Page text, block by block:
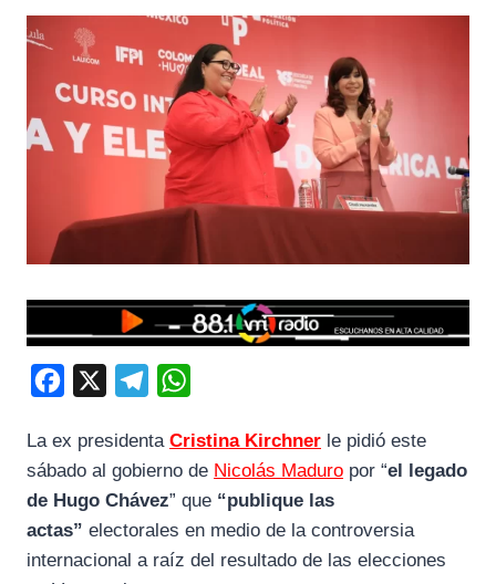
c
e
b
l
e
g
a
t
s
La ex presidenta Cristina Kirchner le pidió este
sábado al gobierno de Nicolás Maduro por “el legado
de Hugo Chávez” que “publique las
actas” electorales en medio de la controversia
internacional a raíz del resultado de las elecciones